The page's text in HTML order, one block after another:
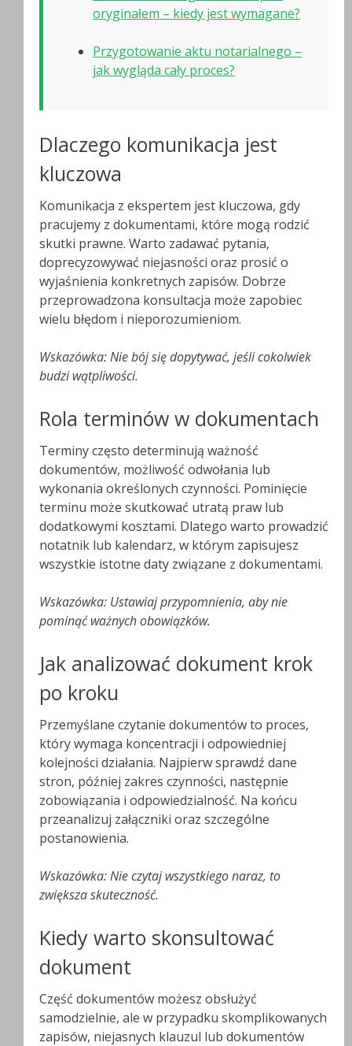
oryginałem – kiedy jest wymagane?
Przygotowanie aktu notarialnego –
jak wygląda cały proces?
Dlaczego komunikacja jest
kluczowa
Komunikacja z ekspertem jest kluczowa, gdy
pracujemy z dokumentami, które mogą rodzić
skutki prawne. Warto zadawać pytania,
doprecyzowywać niejasności oraz prosić o
wyjaśnienia konkretnych zapisów. Dobrze
przeprowadzona konsultacja może zapobiec
wielu błędom i nieporozumieniom.
Wskazówka: Nie bój się dopytywać, jeśli cokolwiek
budzi wątpliwości.
Rola terminów w dokumentach
Terminy często determinują ważność
dokumentów, możliwość odwołania lub
wykonania określonych czynności. Pominięcie
terminu może skutkować utratą praw lub
dodatkowymi kosztami. Dlatego warto prowadzić
notatnik lub kalendarz, w którym zapisujesz
wszystkie istotne daty związane z dokumentami.
Wskazówka: Ustawiaj przypomnienia, aby nie
pominąć ważnych obowiązków.
Jak analizować dokument krok
po kroku
Przemyślane czytanie dokumentów to proces,
który wymaga koncentracji i odpowiedniej
kolejności działania. Najpierw sprawdź dane
stron, później zakres czynności, następnie
zobowiązania i odpowiedzialność. Na końcu
przeanalizuj załączniki oraz szczególne
postanowienia.
Wskazówka: Nie czytaj wszystkiego naraz, to
zwiększa skuteczność.
Kiedy warto skonsultować
dokument
Część dokumentów możesz obsłużyć
samodzielnie, ale w przypadku skomplikowanych
zapisów, niejasnych klauzul lub dokumentów